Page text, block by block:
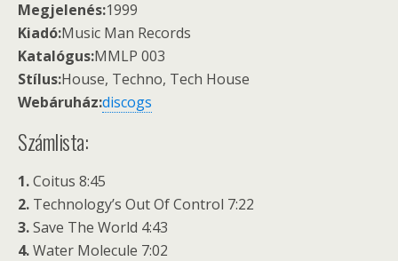
Megjelenés:1999
Kiadó:Music Man Records
Katalógus:MMLP 003
Stílus:House, Techno, Tech House
Webáruház:discogs
Számlista:
1.Coitus 8:45
2. Technology’s Out Of Control 7:22
3.Save The World 4:43
4.Water Molecule 7:02